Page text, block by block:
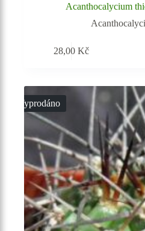
Acanthocalycium
28,00Kč
Vyprodáno